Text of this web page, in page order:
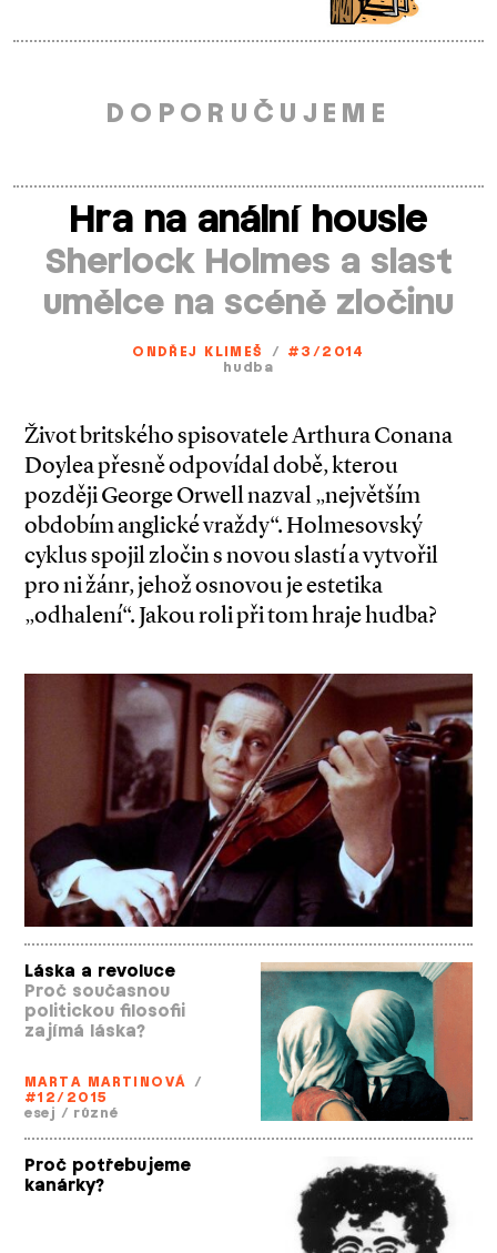
DOPORUČUJEME
Hra na anální housle
Sherlock Holmes a slast
umělce na scéně zločinu
ONDŘEJ KLIMEŠ / #3/2014
hudba
Život britského spisovatele Arthura Conana
Doylea přesně odpovídal době, kterou
později George Orwell nazval „největším
obdobím anglické vraždy“. Holmesovský
cyklus spojil zločin s novou slastí a vytvořil
pro ni žánr, jehož osnovou je estetika
„odhalení“. Jakou roli při tom hraje hudba?
Láska a revoluce
Proč současnou
politickou filosofii
zajímá láska?
MARTA MARTINOVÁ /
#12/2015
esej / různé
Proč potřebujeme
kanárky?